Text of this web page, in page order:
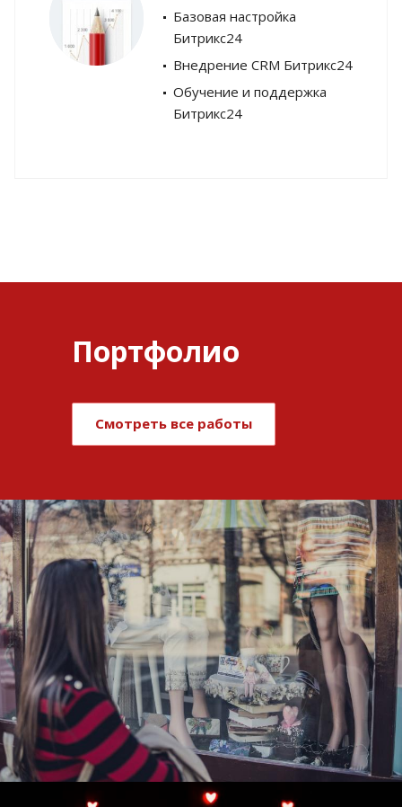
Базовая настройка
Битрикс24
Внедрение CRM Битрикс24
Обучение и поддержка
Битрикс24
Портфолио
Смотреть все работы
Развитие и поддержка интернет-
витрины StepClub
Смотреть проект